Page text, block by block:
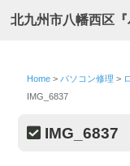
北九州市八幡西区
Home > パソコン修理 >
IMG_6837
IMG_6837